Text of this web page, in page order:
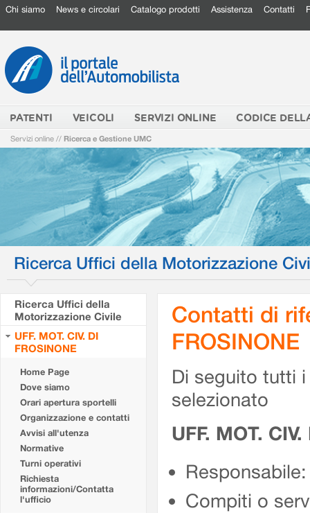
Chi siamo News e circolari Catalogo prodotti Assistenza Contatti
PATENTI VEICOLI SERVIZI ONLINE CODICE
Servizi online // Ricerca e Gestione UMC
Ricerca Uffici della Motorizzazione
Ricerca Uffici della
Motorizzazione Civile
UFF. MOT. CIV. DI
FROSINONE
Home Page
Dove siamo
Orari apertura sportelli
Organizzazione e contatti
Avvisi all'utenza
Normative
Turni operativi
Richiesta
informazioni/Contatta
l'ufficio
Contatti di
FROSINONE
Di seguito tutti
selezionato
UFF. MOT.
Compiti o